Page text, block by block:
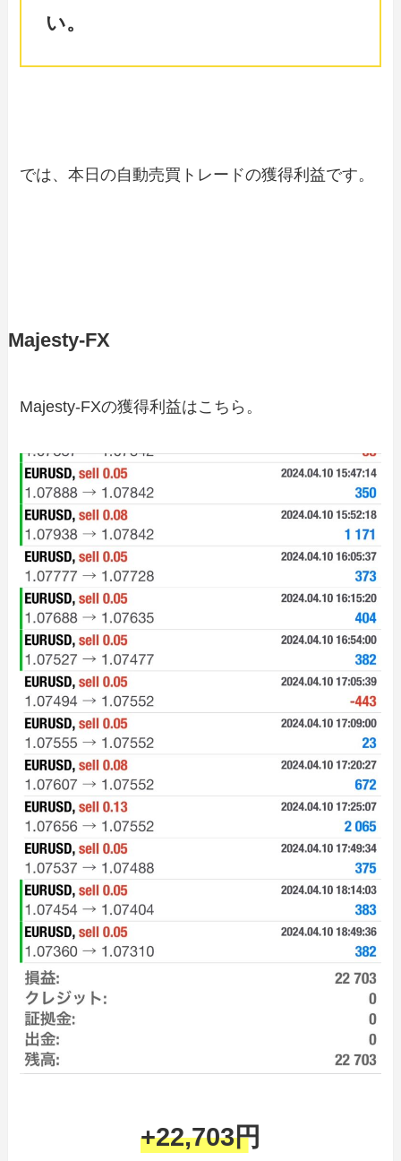
い。
では、本日の自動売買トレードの獲得利益です。
Majesty-FX
Majesty-FXの獲得利益はこちら。
+22,703円